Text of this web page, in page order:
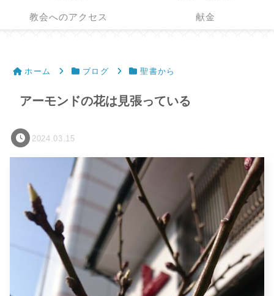
教会へのアクセス 献金
ホーム ブログ 聖書から
アーモンドの花は見張っている
2024.03.15